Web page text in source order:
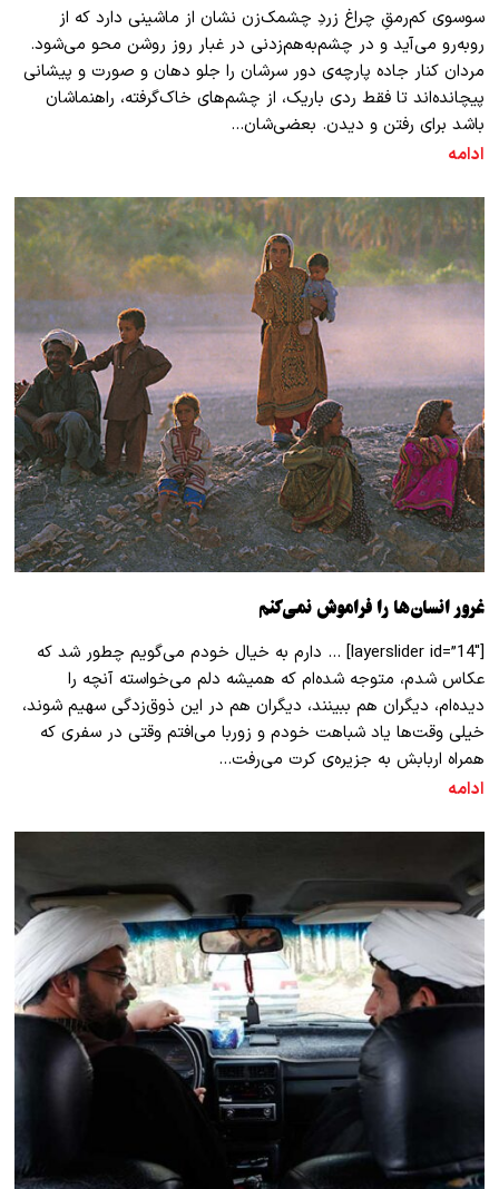
سوسوی کم‌رمقِ چراغ زردِ چشمک‌زن نشان از ماشینی دارد که از
روبه‌رو می‌آید و در چشم‌به‌هم‌زدنی در غبار روز روشن محو می‌شود.
مردان کنار جاده پارچه‌ی دور سرشان را جلو دهان و صورت و پیشانی
پیچانده‌اند تا فقط ردی باریک، از چشم‌های خاک‌گرفته، راهنماشان
باشد برای رفتن و دیدن. بعضی‌شان…
ادامه
غرور انسان‌ها را فراموش نمی‌کنم
[layerslider id=”14″] … دارم به خیال خودم می‌گویم چطور شد که
عکاس شدم، متوجه شده‌ام که همیشه دلم می‌خواسته آنچه را
دیده‌ام، دیگران هم ببینند، دیگران هم در این ذوق‌زدگی سهیم شوند،
خیلی وقت‌ها یاد شباهت خودم و زوربا می‌افتم وقتی در سفری که
همراه اربابش به جزیره‌ی کرت می‌رفت…
ادامه